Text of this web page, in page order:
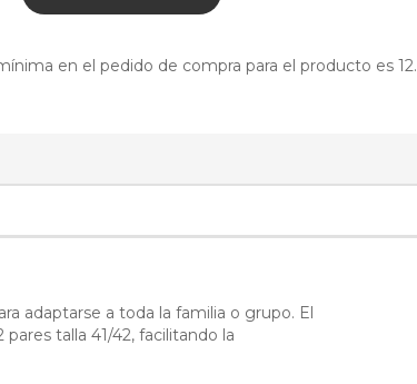
en el pedido de compra para el producto es 12.
adaptarse a toda la familia o grupo. El
talla 41/42, facilitando la